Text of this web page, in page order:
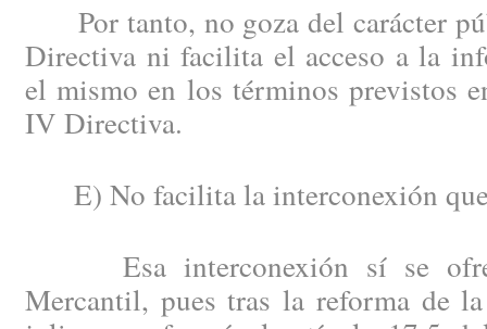
Por tanto, no goza del carácter
Directiva ni facilita el acceso a la
el mismo en los términos previstos
IV Directiva.
E) No facilita la interconexión
Esa interconexión sí se
Mercantil, pues tras la reforma de